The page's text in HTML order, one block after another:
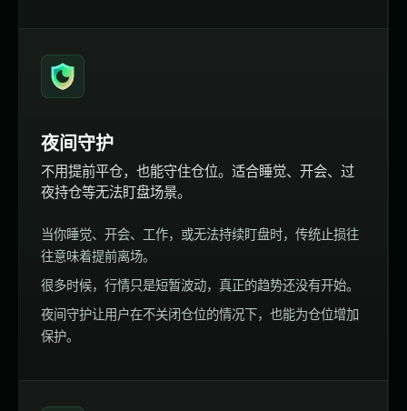
夜间守护
不用提前平仓，也能守住仓位。适合睡觉、开会、过
夜持仓等无法盯盘场景。
当你睡觉、开会、工作，或无法持续盯盘时，传统止损往
往意味着提前离场。
很多时候，行情只是短暂波动，真正的趋势还没有开始。
夜间守护让用户在不关闭仓位的情况下，也能为仓位增加
保护。